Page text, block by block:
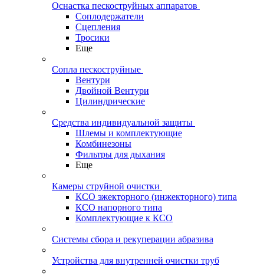
Оснастка пескоструйных аппаратов
Соплодержатели
Сцепления
Тросики
Еще
Сопла пескоструйные
Вентури
Двойной Вентури
Цилиндрические
Средства индивидуальной защиты
Шлемы и комплектующие
Комбинезоны
Фильтры для дыхания
Еще
Камеры струйной очистки
КСО эжекторного (инжекторного) типа
КСО напорного типа
Комплектующие к КСО
Системы сбора и рекуперации абразива
Устройства для внутренней очистки труб